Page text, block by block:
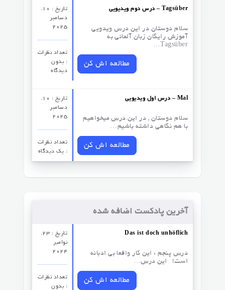
تاریخ : 10.
دسامبر
2025
تعداد نظرات‌
: بدون
دیدگاه
درس دوم ویدیویی – Tagsüber
سلام دوستان در این درس ویدویی
آموزش رایگان زبان آلمانی به
Tagsüber…
مطالعه اش کن
تاریخ : 10.
دسامبر
2025
تعداد نظرات‌
: یک دیدگاه
درس اول ویدیویی – Mal
سلام دوستان , در این درس میخواهیم
با هم نگاهی داشته باشیم…
مطالعه اش کن
آخرین پادکست اضافه شده
تاریخ : 23.
نوامبر
2024
تعداد نظرات‌
: بدون
Das ist doch unhöflich
درس پنجم : این کار واقعا بی ادبانه
است! این درس…
مطالعه اش کن